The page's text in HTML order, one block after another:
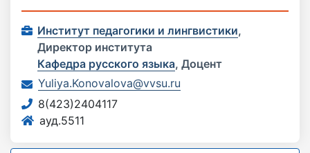
Институт педагогики и лингвистики,
Директор института
Кафедра русского языка, Доцент
Yuliya.Konovalova@vvsu.ru
8(423)2404117
ауд.5511